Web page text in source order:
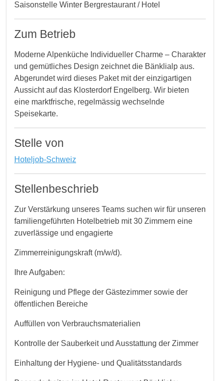
Saisonstelle Winter Bergrestaurant / Hotel
Zum Betrieb
Moderne Alpenküche Individueller Charme – Charakter
und gemütliches Design zeichnet die Bänklialp aus.
Abgerundet wird dieses Paket mit der einzigartigen
Aussicht auf das Klosterdorf Engelberg. Wir bieten
eine marktfrische, regelmässig wechselnde
Speisekarte.
Stelle von
Hoteljob-Schweiz
Stellenbeschrieb
Zur Verstärkung unseres Teams suchen wir für unseren
familiengeführten Hotelbetrieb mit 30 Zimmern eine
zuverlässige und engagierte
Zimmerreinigungskraft (m/w/d).
Ihre Aufgaben:
Reinigung und Pflege der Gästezimmer sowie der
öffentlichen Bereiche
Auffüllen von Verbrauchsmaterialien
Kontrolle der Sauberkeit und Ausstattung der Zimmer
Einhaltung der Hygiene- und Qualitätsstandards